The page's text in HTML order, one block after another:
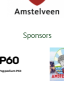
Sponsors